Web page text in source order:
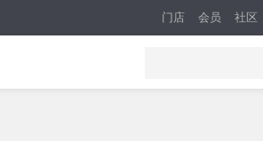
门店 会员 社区